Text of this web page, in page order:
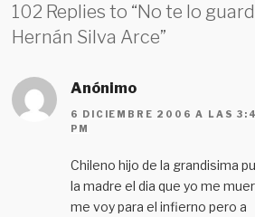
102 Replies to “No te lo
Hernán Silva Arce”
Anónimo
6 DICIEMBRE 2006 A LAS
PM
Chileno hijo de la grandisima
la madre el dia que yo me
me voy para el infierno pero a